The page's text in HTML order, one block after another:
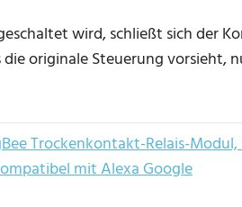
wird, schließt sich der
originale Steuerung vorsieht,
Trockenkontakt-Relais-Modul,
mit Alexa Google